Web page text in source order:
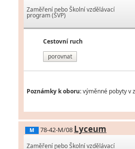
Zaměření nebo Školní vzdělávací
program (ŠVP)
Cestovní ruch
porovnat
Poznámky k oboru:výměnné pobyty v
M 78-42-M/08 Lyceum
Zaměření nebo Školní vzdělávací